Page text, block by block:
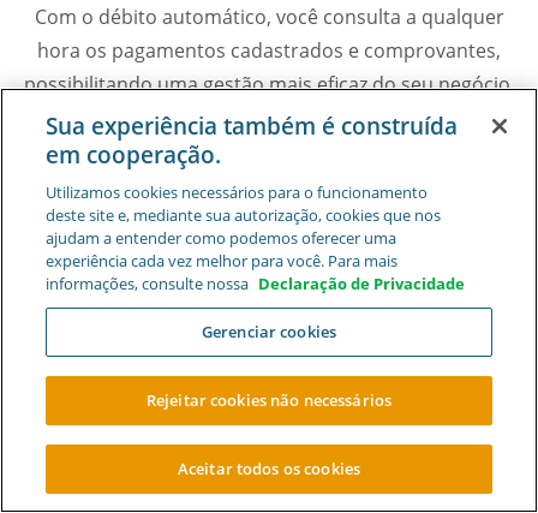
ABRA SUA CONTA
Com o débito automático, você consulta a qualquer
hora os pagamentos cadastrados e comprovantes,
possibilitando uma gestão mais eficaz do seu negócio.
Além disso, você também pode:
Efetuar o débito automático de contas mesmo em nome
Sua experiência também é construída
em cooperação.
Utilizamos cookies necessários para o funcionamento
deste site e, mediante sua autorização, cookies que nos
ajudam a entender como podemos oferecer uma
experiência cada vez melhor para você. Para mais
informações, consulte nossa Declaração de Privacidade
Gerenciar cookies
Rejeitar cookies não necessários
Aceitar todos os cookies